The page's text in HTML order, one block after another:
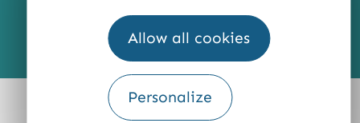
Allow all cookies
Personalize
Fourni par
Traduction